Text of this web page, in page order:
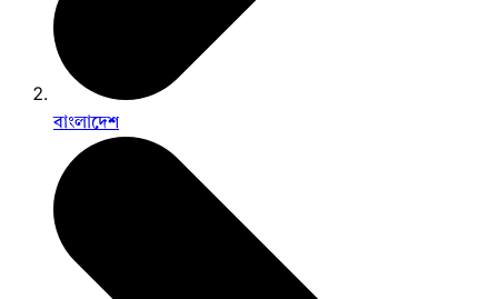
বাংলাদেশ